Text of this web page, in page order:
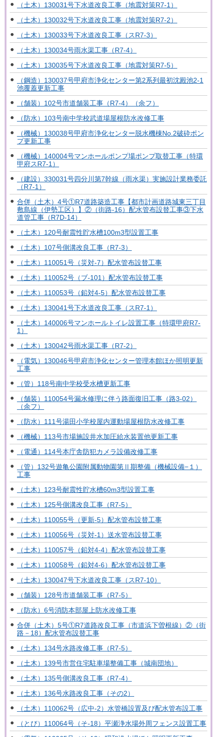
（土木）130031号下水道改良工事（地震対策R7-1）
（土木）130032号下水道改良工事（地震対策R7-2）
（土木）130033号下水道改良工事（スR7-3）
（土木）130034号雨水渠工事（R7-4）
（土木）130035号下水道改良工事（地震対策R7-5）
（鋼造）130037号甲府市浄化センター第2系列最初沈殿池2-1
池覆蓋更新工事
（舗装）102号市道舗装工事（R7-4）（余フ）
（防水）103号南中学校武道場屋根防水改修工事
（機械）130038号甲府市浄化センター脱水機棟No.2破砕ポン
プ更新工事
（機械）140004号マンホールポンプ場ポンプ取替工事（特環
甲府スR7-1）
（建設）330031号四分川第7幹線（雨水渠）実施設計業務委託
（R7-1）
合併（土木）4号①R7道路築造工事【都市計画道路城東三丁目
敷島線（伊勢工区）】②（街路-16）配水管布設替工事③下水
道管工事（R7D-14）
（土木）120号耐震性貯水槽100m3型設置工事
（土木）107号側溝改良工事（R7-3）
（土木）110051号（災対-7）配水管布設替工事
（土木）110052号（ブ-101）配水管布設替工事
（土木）110053号（鉛対4-5）配水管布設替工事
（土木）130041号下水道改良工事（スR7-1）
（土木）140006号マンホールトイレ設置工事（特環甲府R7-
1）
（土木）130042号雨水渠工事（R7-2）
（電気）130046号甲府市浄化センター管理本館ほか照明更新
工事
（管）118号南中学校受水槽更新工事
（舗装）110054号漏水修理に伴う路面復旧工事（路3-02）
（余フ）
（防水）111号湯田小学校屋内運動場屋根防水改修工事
（機械）113号市場施設井水加圧給水装置他更新工事
（電通）114号本庁舎防犯カメラ設備改修工事
（管）132号遊亀公園附属動物園第Ⅱ期整備（機械設備−１）
工事
（土木）123号耐震性貯水槽60m3型設置工事
（土木）125号側溝改良工事（R7-5）
（土木）110055号（更新-5）配水管布設替工事
（土木）110056号（災対-1）送水管布設替工事
（土木）110057号（鉛対4-4）配水管布設替工事
（土木）110058号（鉛対4-6）配水管布設替工事
（土木）130047号下水道改良工事（スR7-10）
（舗装）128号市道舗装工事（R7-5）
（防水）6号消防本部屋上防水改修工事
合併（土木）5号①R7道路改良工事（市道浜下曽根線）②（街
路－18）配水管布設替工事
（土木）134号水路改修工事（R7-5）
（土木）139号市営住宅駐車場整備工事（城南団地）
（土木）135号側溝改良工事（R7-4）
（土木）136号水路改良工事（その2）
（土木）110062号（広中-2）水管橋設置及び配水管布設工事
（とび）110064号（そ-18）平瀬浄水場外周フェンス設置工事